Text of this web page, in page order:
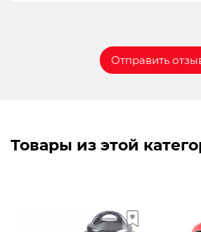
Товары из этой